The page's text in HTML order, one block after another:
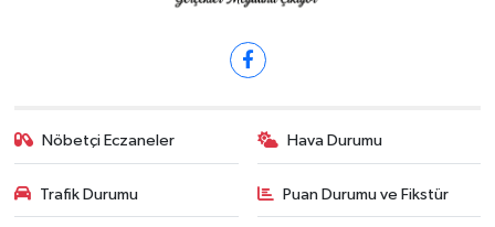
Nöbetçi Eczaneler Hava Durumu
Trafik Durumu Puan Durumu ve Fikstür